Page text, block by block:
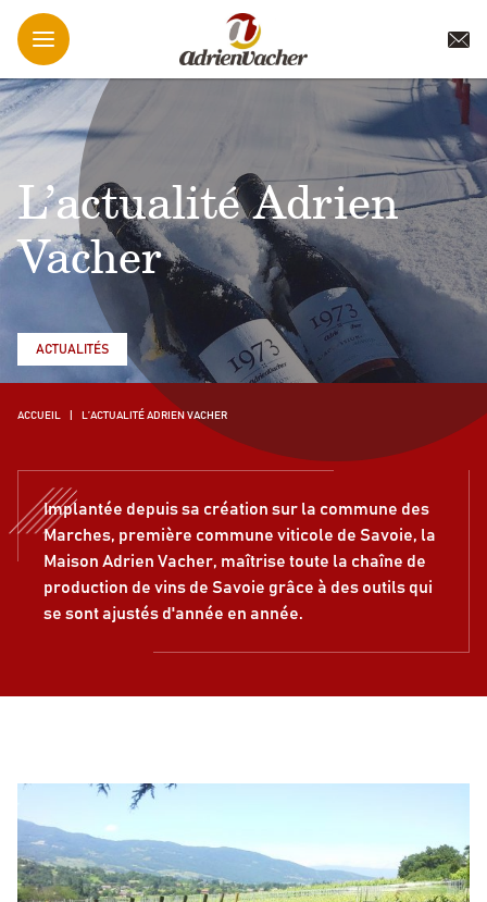
L’actualité Adrien
Vacher
ACCUEIL L’ACTUALITÉ ADRIEN VACHER
ACTUALITÉS
Implantée depuis sa création sur la commune des
Marches, première commune viticole de Savoie, la
Maison Adrien Vacher, maîtrise toute la chaîne de
production de vins de Savoie grâce à des outils qui
se sont ajustés d'année en année.